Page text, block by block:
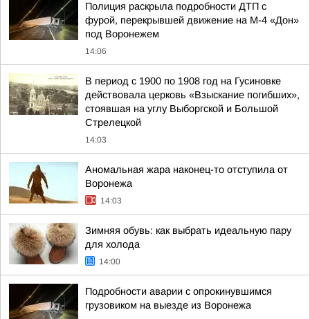
Полиция раскрыла подробности ДТП с
фурой, перекрывшей движение на М-4 «Дон»
под Воронежем
14:06
В период с 1900 по 1908 год на Гусиновке
действовала церковь «Взыскание погибших»,
стоявшая на углу Выборгской и Большой
Стрелецкой
14:03
Аномальная жара наконец-то отступила от
Воронежа
14:03
Зимняя обувь: как выбрать идеальную пару
для холода
14:00
Подробности аварии с опрокинувшимся
грузовиком на выезде из Воронежа